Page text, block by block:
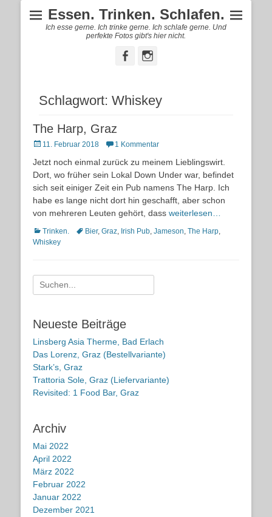
Essen. Trinken. Schlafen.
Ich esse gerne. Ich trinke gerne. Ich schlafe gerne. Und
perfekte Fotos gibt's hier nicht.
FacebookInstagram
Schlagwort: Whiskey
The Harp, Graz
Posted
11. Februar 2018 1 Kommentar
Jetzt noch einmal zurück zu meinem Lieblingswirt.
Dort, wo früher sein Lokal Down Under war, befindet
sich seit einiger Zeit ein Pub namens The Harp. Ich
habe es lange nicht dort hin geschafft, aber schon
von mehreren Leuten gehört, dass weiterlesen…
Kategorien
Trinken. Schlagworte
Bier, Graz, Irish Pub, Jameson, The Harp,
Whiskey
Suche
nach:
Neueste Beiträge
Linsberg Asia Therme, Bad Erlach
Das Lorenz, Graz (Bestellvariante)
Stark’s, Graz
Trattoria Sole, Graz (Liefervariante)
Revisited: 1 Food Bar, Graz
Archiv
Mai 2022
April 2022
März 2022
Februar 2022
Januar 2022
Dezember 2021